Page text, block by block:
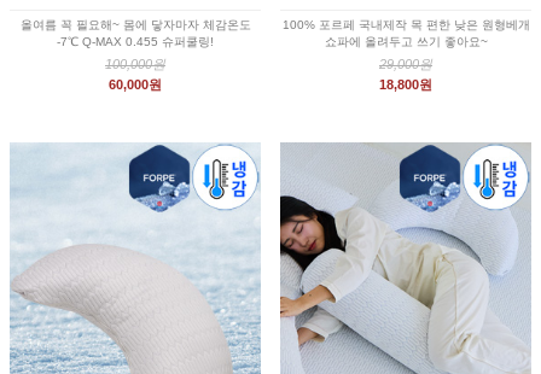
올여름 꼭 필요해~ 몸에 닿자마자 체감온도
-7℃ Q-MAX 0.455 슈퍼쿨링!
100,000원
60,000원
100% 포르페 국내제작 목 편한 낮은 원형베개
쇼파에 올려두고 쓰기 좋아요~
29,000원
18,800원